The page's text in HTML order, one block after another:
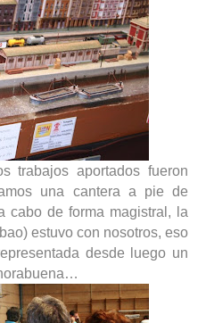
trabajos aportados fueron
una cantera a pie de
cabo de forma magistral, la
estuvo con nosotros, eso
desde luego un